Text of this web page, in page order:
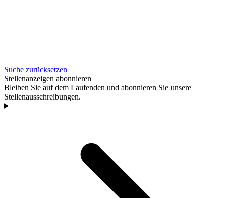
Suche zurücksetzen
Stellenanzeigen abonnieren
Bleiben Sie auf dem Laufenden und abonnieren Sie unsere
Stellenausschreibungen.